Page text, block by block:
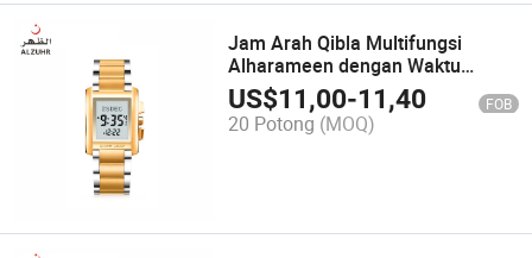
Jam Arah Qibla Multifungsi
Alharameen dengan Waktu
Seluruh Dunia
US$11,00-11,40 FOB
20 Potong (MOQ)